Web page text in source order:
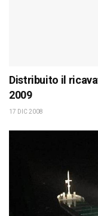
Distribuito il
2009
17 DIC 2008